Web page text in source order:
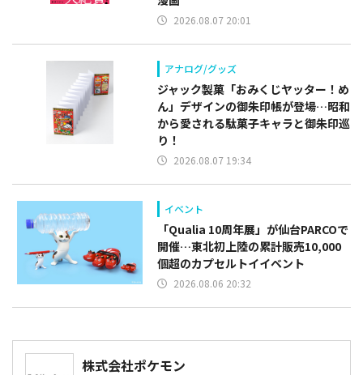
2026.08.07 20:01
アナログ/グッズ
ジャック製菓「おみくじヤッター！め
ん」デザインの御朱印帳が登場…昭和
から愛される駄菓子キャラと御朱印巡
り！
2026.08.07 19:34
イベント
「Qualia 10周年展」が仙台PARCOで
開催…東北初上陸の累計販売10,000
個超のカプセルトイイベント
2026.08.06 20:32
株式会社ポケモン